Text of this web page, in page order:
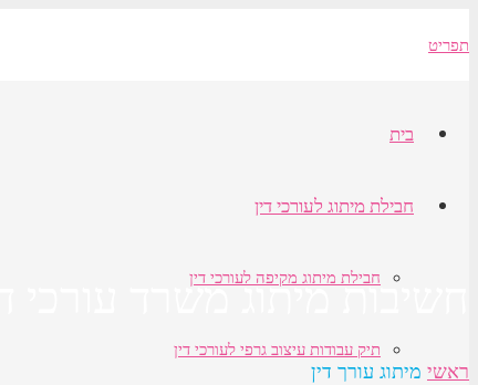
תפריט
בית
חבילת מיתוג לעורכי דין
חבילת מיתוג מקיפה לעורכי דין
תיק עבודות עיצוב גרפי לעורכי דין
חשיבות מיתוג משרד עורכי דין
ראשי מיתוג עורך דין